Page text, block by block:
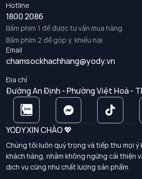
Hotline
1800 2086
Bấm phím 1 để được tư vấn mua hàng
Bấm phím 2 để góp ý, khiếu nại
Email
chamsockhachhang@yody.vn
Địa chỉ
Đường An Định - Phường Việt Hoà -
YODY XIN CHÀO 💖
Chúng tôi luôn quý trọng và tiếp thu mọi
khách hàng, nhằm không ngừng cải thiện
dịch vụ cũng như chất lượng sản phẩm.